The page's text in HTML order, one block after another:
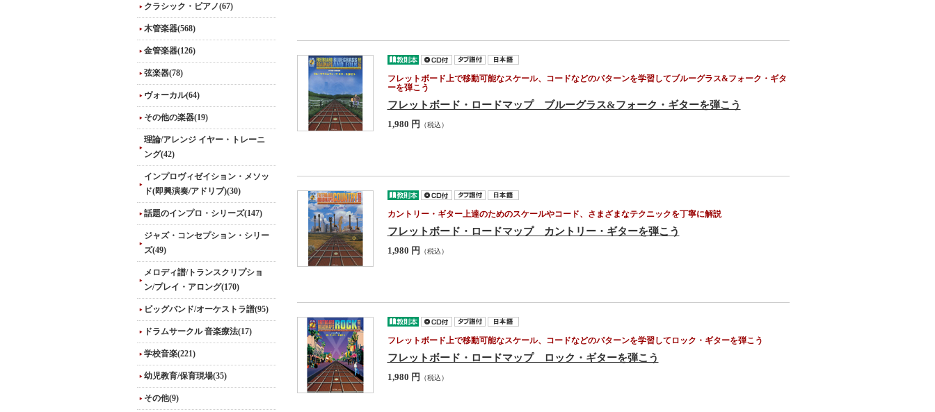
クラシック・ピアノ(67)
木管楽器(568)
金管楽器(126)
弦楽器(78)
ヴォーカル(64)
その他の楽器(19)
理論/アレンジ イヤー・トレーニ
ング(42)
インプロヴィゼイション・メソッ
ド(即興演奏/アドリブ)(30)
話題のインプロ・シリーズ(147)
ジャズ・コンセプション・シリー
ズ(49)
メロディ譜/トランスクリプショ
ン/プレイ・アロング(170)
ビッグバンド/オーケストラ譜(95)
ドラムサークル 音楽療法(17)
学校音楽(221)
幼児教育/保育現場(35)
その他(9)
フレットボード上で移動可能なスケール、コードなどのパターンを学習してブルーグラス&フォーク・ギタ
ーを弾こう
フレットボード・ロードマップ ブルーグラス&フォーク・ギターを弾こう
1,980 円 （税込）
カントリー・ギター上達のためのスケールやコード、さまざまなテクニックを丁寧に解説
フレットボード・ロードマップ カントリー・ギターを弾こう
1,980 円 （税込）
フレットボード上で移動可能なスケール、コードなどのパターンを学習してロック・ギターを弾こう
フレットボード・ロードマップ ロック・ギターを弾こう
1,980 円 （税込）